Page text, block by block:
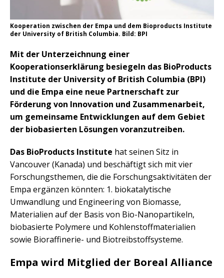
Kooperation zwischen der Empa und dem Bioproducts Institute
der University of British Columbia. Bild: BPI
Mit der Unterzeichnung einer
Kooperationserklärung besiegeln das BioProducts
Institute der University of British Columbia (BPI)
und die Empa eine neue Partnerschaft zur
Förderung von Innovation und Zusammenarbeit,
um gemeinsame Entwicklungen auf dem Gebiet
der biobasierten Lösungen voranzutreiben.
Das BioProducts Institute hat seinen Sitz in
Vancouver (Kanada) und beschäftigt sich mit vier
Forschungsthemen, die die Forschungsaktivitäten der
Empa ergänzen könnten: 1. biokatalytische
Umwandlung und Engineering von Biomasse,
Materialien auf der Basis von Bio-Nanopartikeln,
biobasierte Polymere und Kohlenstoffmaterialien
sowie Bioraffinerie- und Biotreibstoffsysteme.
Empa wird Mitglied der Boreal Alliance